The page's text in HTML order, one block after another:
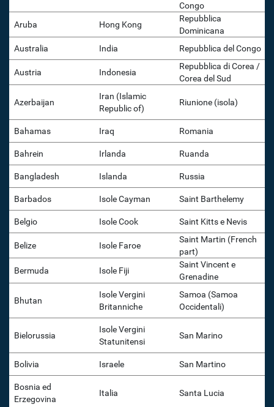
Congo
Aruba
Hong Kong
Repubblica
Dominicana
Australia
India Repubblica del Congo
Austria Indonesia
Repubblica di Corea /
Corea del Sud
Azerbaijan
Iran (Islamic
Republic of)
Riunione (isola)
Bahamas Iraq Romania
Bahrein Irlanda Ruanda
Bangladesh Islanda Russia
Barbados Isole Cayman Saint Barthelemy
Belgio Isole Cook Saint Kitts e Nevis
Belize Isole Faroe
Saint Martin (French
part)
Bermuda
Isole Fiji
Saint Vincent e
Grenadine
Bhutan
Isole Vergini
Britanniche
Samoa (Samoa
Occidentali)
Bielorussia
Isole Vergini
Statunitensi
San Marino
Bolivia Israele San Martino
Bosnia ed
Erzegovina
Italia Santa Lucia